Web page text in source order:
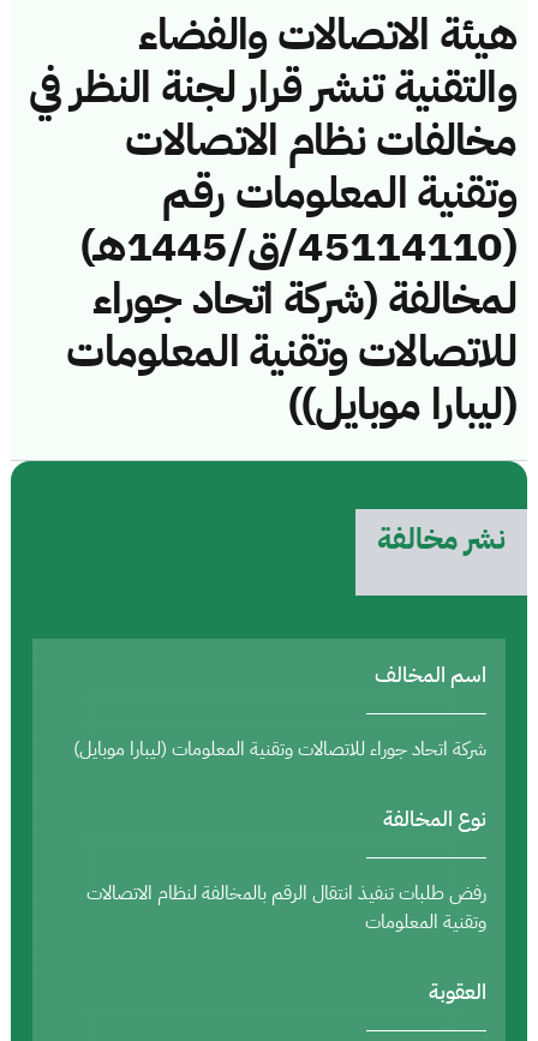
هيئة الاتصالات والفضاء
والتقنية تنشر قرار لجنة النظر في
مخالفات نظام الاتصالات
وتقنية المعلومات رقم
(45114110/ق/1445هـ)
لمخالفة (شركة اتحاد جوراء
للاتصالات وتقنية المعلومات
(ليبارا موبايل))
نشر مخالفة
اسم المخالف
شركة اتحاد جوراء للاتصالات وتقنية المعلومات (ليبارا موبايل)
نوع المخالفة
رفض طلبات تنفيذ انتقال الرقم بالمخالفة لنظام الاتصالات
وتقنية المعلومات
العقوبة